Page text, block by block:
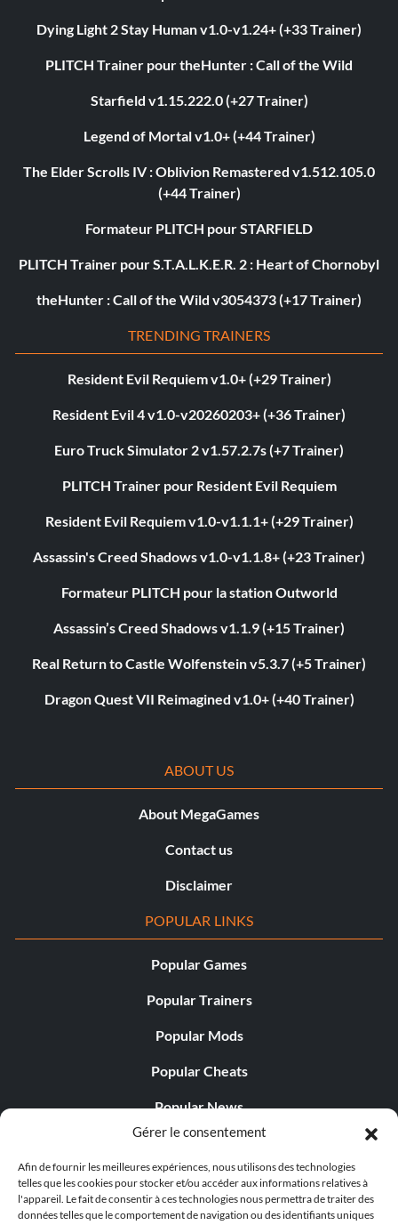
Gérer le consentement
Afin de fournir les meilleures expériences, nous utilisons des technologies
telles que les cookies pour stocker et/ou accéder aux informations relatives à
l'appareil. Le fait de consentir à ces technologies nous permettra de traiter des
données telles que le comportement de navigation ou des identifiants uniques
Dying Light 2 Stay Human v1.0-v1.24+ (+33 Trainer)
PLITCH Trainer pour theHunter : Call of the Wild
Starfield v1.15.222.0 (+27 Trainer)
Legend of Mortal v1.0+ (+44 Trainer)
The Elder Scrolls IV : Oblivion Remastered v1.512.105.0
(+44 Trainer)
Formateur PLITCH pour STARFIELD
PLITCH Trainer pour S.T.A.L.K.E.R. 2 : Heart of Chornobyl
theHunter : Call of the Wild v3054373 (+17 Trainer)
TRENDING TRAINERS
Resident Evil Requiem v1.0+ (+29 Trainer)
Resident Evil 4 v1.0-v20260203+ (+36 Trainer)
Euro Truck Simulator 2 v1.57.2.7s (+7 Trainer)
PLITCH Trainer pour Resident Evil Requiem
Resident Evil Requiem v1.0-v1.1.1+ (+29 Trainer)
Assassin's Creed Shadows v1.0-v1.1.8+ (+23 Trainer)
Formateur PLITCH pour la station Outworld
Assassin’s Creed Shadows v1.1.9 (+15 Trainer)
Real Return to Castle Wolfenstein v5.3.7 (+5 Trainer)
Dragon Quest VII Reimagined v1.0+ (+40 Trainer)
ABOUT US
About MegaGames
Contact us
Disclaimer
POPULAR LINKS
Popular Games
Popular Trainers
Popular Mods
Popular Cheats
Popular News
Popular Editorials
Popular Free Games
LATEST UPDATES